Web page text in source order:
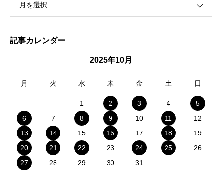
月を選択
記事カレンダー
2025年10月
月 火 水 木 金 土 日
1 2 3 4
5
6
7 8 9 10 11
12
13
14 15 16 17 18
19
20
21 22 23 24 25
26
27
28 29 30 31